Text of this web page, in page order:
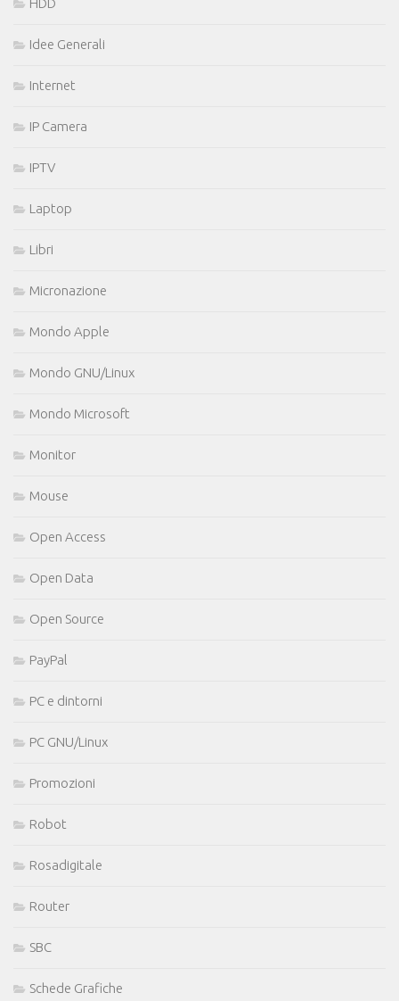
Idee Generali
Internet
IP Camera
IPTV
Laptop
Libri
Micronazione
Mondo Apple
Mondo GNU/Linux
Mondo Microsoft
Monitor
Mouse
Open Access
Open Data
Open Source
PayPal
PC e dintorni
PC GNU/Linux
Promozioni
Robot
Rosadigitale
Router
SBC
Schede Grafiche